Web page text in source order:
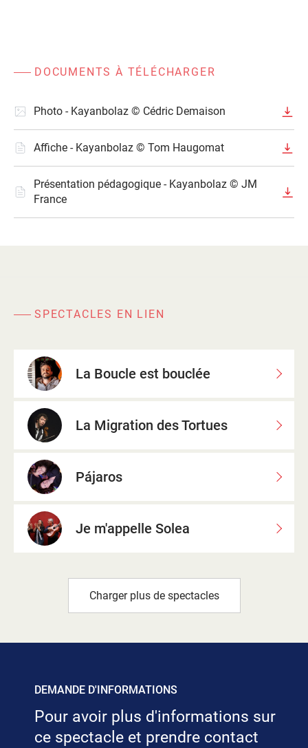
DOCUMENTS À TÉLÉCHARGER
Photo - Kayanbolaz © Cédric Demaison
Affiche - Kayanbolaz © Tom Haugomat
Présentation pédagogique - Kayanbolaz © JM
France
SPECTACLES EN LIEN
La Boucle est bouclée
La Migration des Tortues
Pájaros
Je m'appelle Solea
Charger plus de spectacles
DEMANDE D'INFORMATIONS
Pour avoir plus d'informations sur
ce spectacle et prendre contact